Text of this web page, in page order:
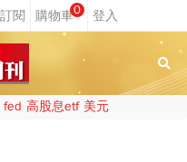
0
fed 高股息etf 美元